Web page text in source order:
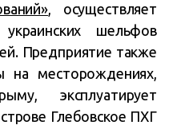
, осуществляет
шельфов
Предприятие также
на месторождениях,
эксплуатирует
Глебовское ПХГ